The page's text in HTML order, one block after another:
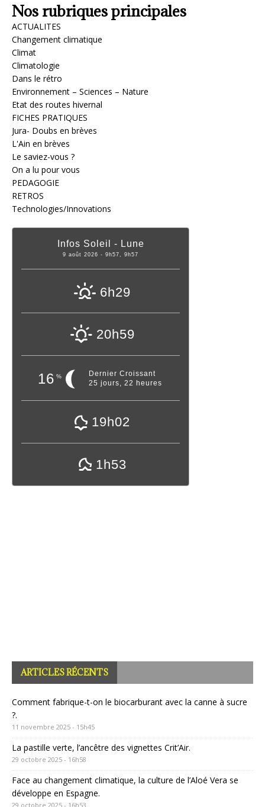
Nos rubriques principales
ACTUALITES
Changement climatique
Climat
Climatologie
Dans le rétro
Environnement – Sciences – Nature
Etat des routes hivernal
FICHES PRATIQUES
Jura- Doubs en brèves
L'Ain en brèves
Le saviez-vous ?
On a lu pour vous
PEDAGOGIE
RETROS
Technologies/Innovations
Infos Soleil - Lune
9 août 2026 - 9h57, 9h57
6h29
20h59
16 %
Dernier Croissant
25 jours, 22 heures
19h02
1h53
ARTICLES RÉCENTS
Comment fabrique-t-on le biocarburant avec la canne à sucre
?.
11 novembre 2025 - 15h45
La pastille verte, l’ancêtre des vignettes Crit’Air.
29 octobre 2025 - 16h58
Face au changement climatique, la culture de l’Aloé Vera se
développe en Espagne.
29 octobre 2025 - 16h53